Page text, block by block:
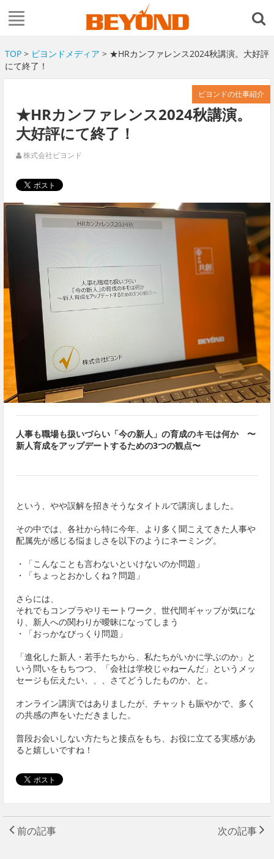
TOP> ビヨンドメディア > ★HRカンファレンス2024秋講演。大好評
にて終了！
ビヨンドの仕事紹介
★HRカンファレンス2024秋講演。
大好評にて終了！
株式会社ビヨンド
人事も職場も扱いづらい「今の新人」の育成のキモは何か 〜
新人育成をアップデートするための3つの観点〜
という、やや誤解を招きそうなタイトルで講演しました。
その中では、各社から特に今年、より多く聞こえてきた人事や
配属先が感じる悩ましさを以下のようにネーミング。
・「こんなことも言わないといけないのか問題」
・「ちょっとおかしくね？問題」
さらには、
それでもコンプラやリモートワーク、世代間ギャップが気にな
り、新人への関わりが曖昧になってしまう
・「おっかなびっくり問題」
「進化した新人・若手たちから、私たちがいかに学ぶのか」と
いう問いをもちつつ、「会社は学校じゃねーんだ」というメッ
セージも伝えたい、、、さてどうしたものか、と。
オンライン講演ではありましたが、チャットも賑やかで、多く
の共感の声をいただきました。
普段お会いしない方たちと接点をもち、お役に立てる実感があ
ると嬉しいですね！
前の記事 次の記事